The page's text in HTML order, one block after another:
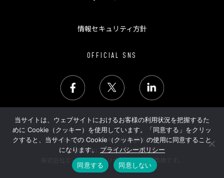
情報セキュリティ方針
OFFICIAL SNS
© Aeye Security Lab Inc. All Rights Reserved.
「AeyeScan」の名称およびロゴは、
株式会社エーアイセキュリティラボの登録商標です。
当サイトは、ウェブサイトにおけるお客様の利用状況を把握するた
めに Cookie（クッキー）を使用しています。「同意する」をクリッ
クすると、当サイトでの Cookie（クッキー）の使用に同意すること
になります。 プライバシーポリシー
同意する
同意しない